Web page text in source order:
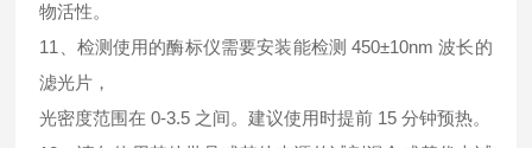
物活性。
11、检测使用的酶标仪需要安装能检测 450±10nm 波长的
滤光片，
光密度范围在 0-3.5 之间。建议使用时提前 15 分钟预热。